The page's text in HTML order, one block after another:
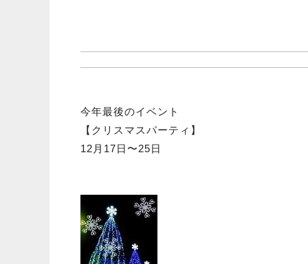
今年最後のイベント
【クリスマスパーティ】
12月17日〜25日